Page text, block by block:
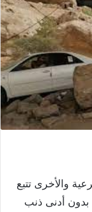
والأخرى تتبع
بدون أدنى ذنب